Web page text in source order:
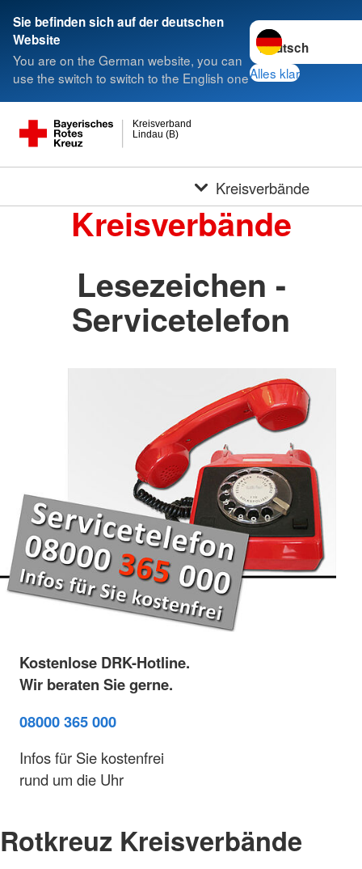
Sie befinden sich auf der deutschen
Website
You are on the German website, you can
use the switch to switch to the English one
Sprache wechseln
Alles klar
Lindau (B)
Kreisverband
Kreisverbände
Kreisverbände
Lesezeichen -
Servicetelefon
Kostenlose DRK-Hotline.
Wir beraten Sie gerne.
08000 365 000
Infos für Sie kostenfrei
rund um die Uhr
Rotkreuz Kreisverbände